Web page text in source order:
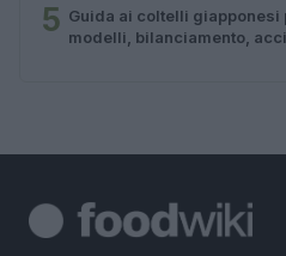
5 Guida ai coltelli giapponesi
modelli, bilanciamento,